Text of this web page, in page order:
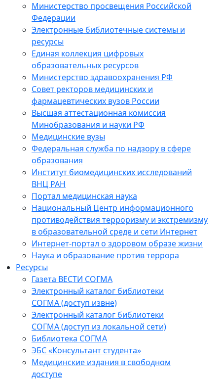
Министерство просвещения Российской
Федерации
Электронные библиотечные системы и
ресурсы
Единая коллекция цифровых
образовательных ресурсов
Министерство здравоохранения РФ
Совет ректоров медицинских и
фармацевтических вузов России
Высшая аттестационная комиссия
Минобразования и науки РФ
Медицинские вузы
Федеральная служба по надзору в сфере
образования
Институт биомедицинских исследований
ВНЦ РАН
Портал медицинская наука
Национальный Центр информационного
противодействия терроризму и экстремизму
в образовательной среде и сети Интернет
Интернет-портал о здоровом образе жизни
Наука и образование против террора
Ресурсы
Газета ВЕСТИ СОГМА
Электронный каталог библиотеки
СОГМА (доступ извне)
Электронный каталог библиотеки
СОГМА (доступ из локальной сети)
Библиотека СОГМА
ЭБС «Консультант студента»
Медицинские издания в свободном
доступе